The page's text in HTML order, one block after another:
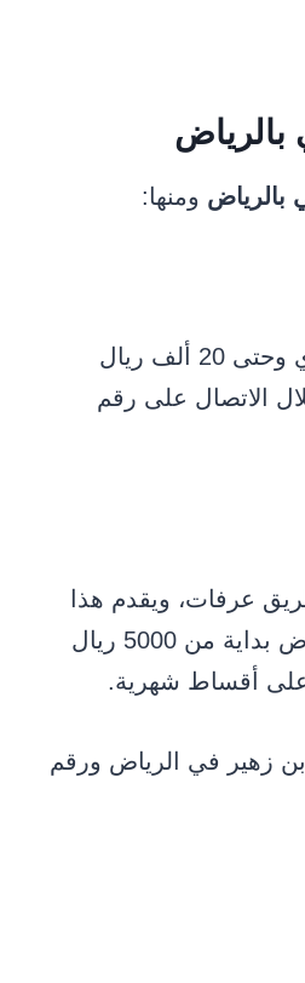
بالرياض ومنها:
ويقدم هذا المكتب خدمات تقسيط تبدأ من 5000 ريال سعودي وحتى 20 ألف ريال
الاتصال على رقم
عرفات، ويقدم هذا
المكتب خدمات التقسيط لمستفيدي الضمان الاجتماعي بالرياض بداية من 5000 ريال
زهير في الرياض ورقم